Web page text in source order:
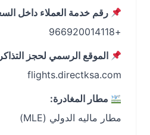
رقم خدمة العملاء داخل السعودية:
الموقع الرسمي لحجز التذاكر:
flights.directksa.com
مطار المغادرة:
مطار ماليه الدولي (MLE)